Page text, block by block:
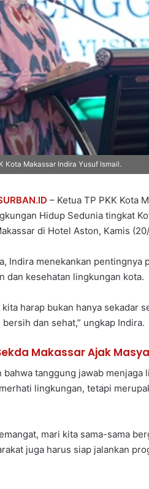
Kota Makassar Indira Yusuf Ismail.
– Ketua TP PKK Kota
Hidup Sedunia tingkat
di Hotel Aston, Kamis
Indira menekankan
dan kesehatan lingkungan kota.
harap bukan hanya sekadar
dan sehat,” ungkap Indira.
Makassar Ajak
bahwa tanggung jawab
lingkungan, tetapi
mari kita sama-sama
juga harus siap jalankan